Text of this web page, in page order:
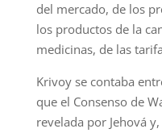
del mercado, de los
los productos de la
medicinas, de las
Krivoy se contaba
que el Consenso de
revelada por Jehová